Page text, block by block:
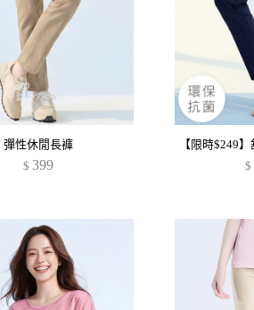
彈性休閒長褲
$ 399
$